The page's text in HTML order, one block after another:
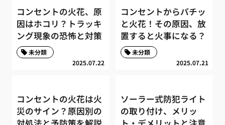
コンセントの火花、原
因はホコリ？トラッキ
ング現象の恐怖と対策
2025.07.22
未分類
コンセントからパチッ
と火花！その原因、放
置すると火事になる？
2025.07.21
未分類
コンセントの火花は火
災のサイン？原因別の
ソーラー式防犯ライト
の取り付け、メリッ